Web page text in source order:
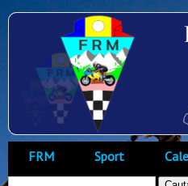
FRM Sport